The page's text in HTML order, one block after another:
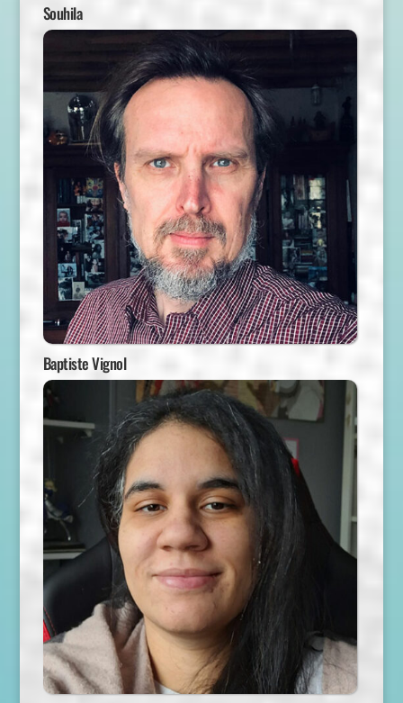
Souhila
Baptiste Vignol